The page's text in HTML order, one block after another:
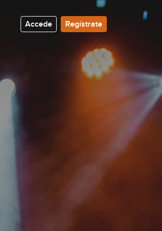
Accede Regístrate